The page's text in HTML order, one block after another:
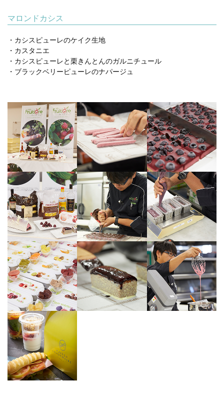
マロンドカシス
・カシスピューレのケイク生地
・カスタニエ
・カシスピューレと栗きんとんのガルニチュール
・ブラックベリーピューレのナパージュ